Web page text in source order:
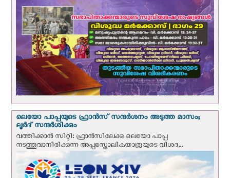
ലെയോ പാപ്പയുടെ ഫ്രാന്‍സ് സന്ദര്‍ശനം അടുത്ത മാസം;
ലൂര്‍ദ് സന്ദര്‍ശിക്കും
വത്തിക്കാന്‍ സിറ്റി: ഫ്രാൻസിലേക്കു ലെയോ പാപ്പ
നടത്തുവാനിരിക്കുന്ന അപ്പസ്തോലികയാത്രയുടെ വിശദ...